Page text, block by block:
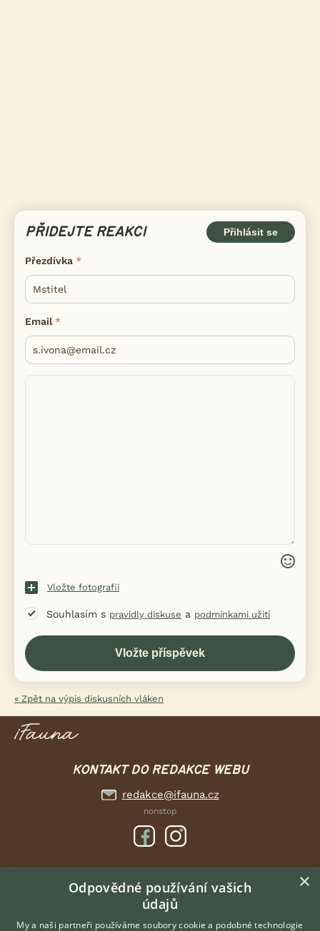
PŘIDEJTE REAKCI Přihlásit se
Přezdívka
Email
Vložte fotografii
Souhlasím s pravidly diskuse a podmínkami užití
« Zpět na výpis diskusních vláken
KONTAKT DO REDAKCE WEBU
redakce@ifauna.cz
nonstop
DOMOVSKÁ STRÁNKA
INZERCE
DISKUSE
×
Odpovědné používání vašich
údajů
My a naši partneři používáme soubory cookie a podobné technologie